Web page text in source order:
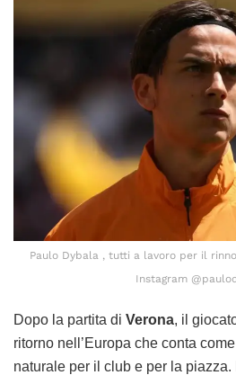
Paulo Dybala , tutti a lavoro per il
Instagram
Dopo la partita di Verona, il
ritorno nell’Europa che conta
naturale per il club e per la